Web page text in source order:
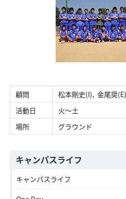
中学生の方
卒業生の方
​顧問
松本剛史(I), 金尾奨
活動日​
火〜土
​場所
グラウンド
キャンパスライフ
キャンパスライフ